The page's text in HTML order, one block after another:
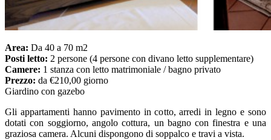
Area: Da 40 a 70 m2
Posti letto: 2 persone (4 persone con divano letto supplementare)
Camere: 1 stanza con letto matrimoniale / bagno privato
Prezzo: da €210,00 giorno
Giardino con gazebo
Gli appartamenti hanno pavimento in cotto, arredi in legno e sono
dotati con soggiorno, angolo cottura, un bagno con finestra e una
graziosa camera. Alcuni dispongono di soppalco e travi a vista.